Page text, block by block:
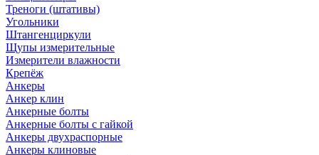
Треноги (штативы)
Угольники
Штангенциркули
Щупы измерительные
Измерители влажности
Крепёж
Анкеры
Анкер клин
Анкерные болты
Анкерные болты с гайкой
Анкеры двухраспорные
Анкеры клиновые